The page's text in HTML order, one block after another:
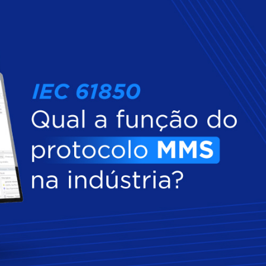
Inversores de frequência Position
Pressure